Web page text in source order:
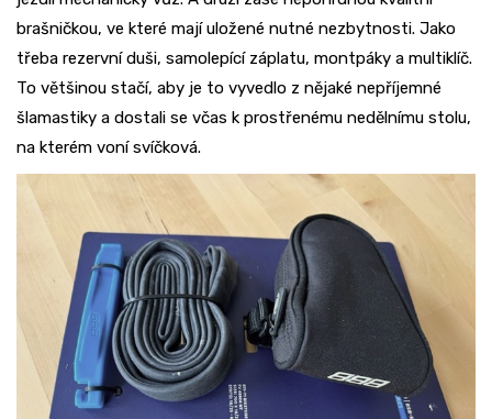
brašničkou, ve které mají uložené nutné nezbytnosti. Jako
třeba rezervní duši, samolepící záplatu, montpáky a multiklíč.
To většinou stačí, aby je to vyvedlo z nějaké nepříjemné
šlamastiky a dostali se včas k prostřenému nedělnímu stolu,
na kterém voní svíčková.